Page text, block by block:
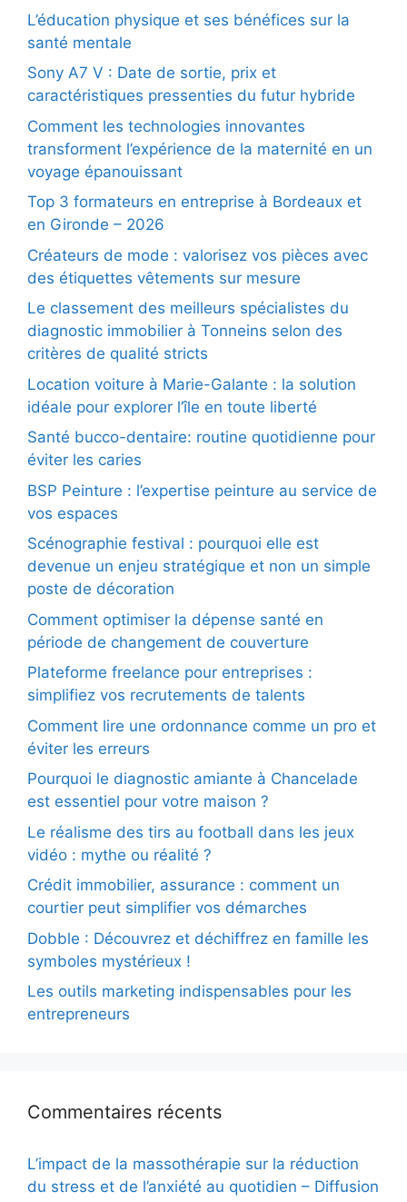
L’éducation physique et ses bénéfices sur la
santé mentale
Sony A7 V : Date de sortie, prix et
caractéristiques pressenties du futur hybride
Comment les technologies innovantes
transforment l’expérience de la maternité en un
voyage épanouissant
Top 3 formateurs en entreprise à Bordeaux et
en Gironde – 2026
Créateurs de mode : valorisez vos pièces avec
des étiquettes vêtements sur mesure
Le classement des meilleurs spécialistes du
diagnostic immobilier à Tonneins selon des
critères de qualité stricts
Location voiture à Marie-Galante : la solution
idéale pour explorer l’île en toute liberté
Santé bucco-dentaire: routine quotidienne pour
éviter les caries
BSP Peinture : l’expertise peinture au service de
vos espaces
Scénographie festival : pourquoi elle est
devenue un enjeu stratégique et non un simple
poste de décoration
Comment optimiser la dépense santé en
période de changement de couverture
Plateforme freelance pour entreprises :
simplifiez vos recrutements de talents
Comment lire une ordonnance comme un pro et
éviter les erreurs
Pourquoi le diagnostic amiante à Chancelade
est essentiel pour votre maison ?
Le réalisme des tirs au football dans les jeux
vidéo : mythe ou réalité ?
Crédit immobilier, assurance : comment un
courtier peut simplifier vos démarches
Dobble : Découvrez et déchiffrez en famille les
symboles mystérieux !
Les outils marketing indispensables pour les
entrepreneurs
Commentaires récents
L’impact de la massothérapie sur la réduction
du stress et de l’anxiété au quotidien – Diffusion